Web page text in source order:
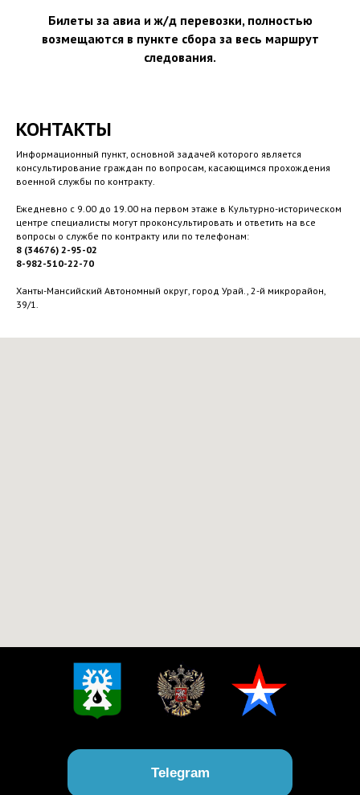
Билеты за авиа и ж/д перевозки, полностью
возмещаются в пункте сбора за весь маршрут
следования.
КОНТАКТЫ
Информационный пункт, основной задачей которого является
консультирование граждан по вопросам, касающимся прохождения
военной службы по контракту.
Ежедневно с 9.00 до 19.00 на первом этаже в Культурно-историческом
центре специалисты могут проконсультировать и ответить на все
вопросы о службе по контракту или по телефонам:
8 (34676) 2-95-02
8-982-510-22-70
Ханты-Мансийский Автономный округ, город Урай., 2-й микрорайон,
39/1.
Telegram